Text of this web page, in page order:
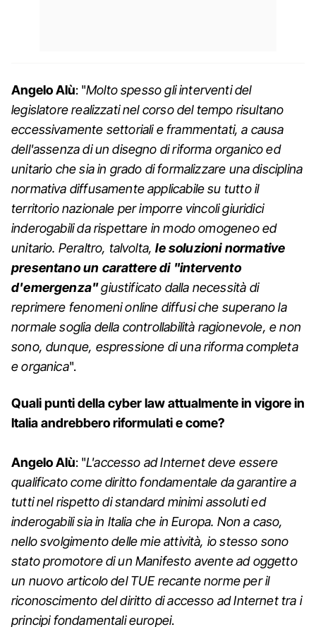
Angelo Alù: "Molto spesso gli interventi del
legislatore realizzati nel corso del tempo risultano
eccessivamente settoriali e frammentati, a causa
dell'assenza di un disegno di riforma organico ed
unitario che sia in grado di formalizzare una disciplina
normativa diffusamente applicabile su tutto il
territorio nazionale per imporre vincoli giuridici
inderogabili da rispettare in modo omogeneo ed
unitario. Peraltro, talvolta,le soluzioni normative
presentano un carattere di "intervento
d'emergenza"giustificato dalla necessità di
reprimere fenomeni online diffusi che superano la
normale soglia della controllabilità ragionevole, e non
sono, dunque, espressione di una riforma completa
e organica".
Quali punti della cyber law attualmente in vigore in
Italia andrebbero riformulati e come?
Angelo Alù: "L'accesso ad Internet deve essere
qualificato come diritto fondamentale da garantire a
tutti nel rispetto di standard minimi assoluti ed
inderogabili sia in Italia che in Europa. Non a caso,
nello svolgimento delle mie attività, io stesso sono
stato promotore di un Manifesto avente ad oggetto
un nuovo articolo del TUE recante norme per il
riconoscimento del diritto di accesso ad Internet tra i
principi fondamentali europei.